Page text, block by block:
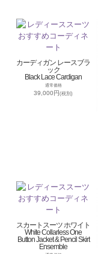
カーディガン レースブラ
ック
Black Lace Cardigan
通常価格
39,000円(税別)
スカートスーツ ホワイト
White Collarless One
Button Jacket & Pencil Skirt
Ensemble